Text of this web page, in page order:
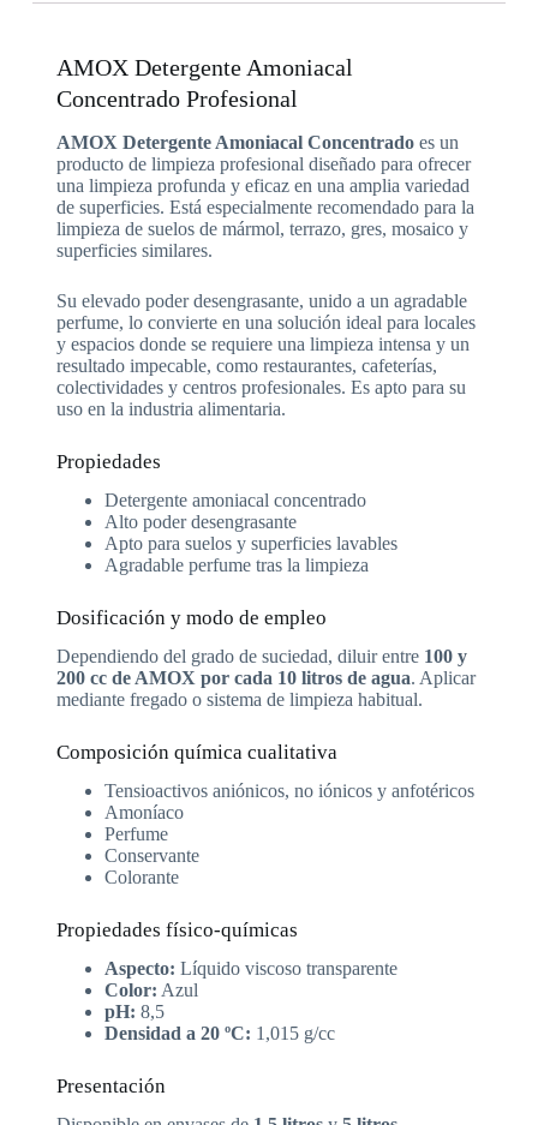
AMOX Detergente Amoniacal
Concentrado Profesional
AMOX Detergente Amoniacal Concentradoes un
producto de limpieza profesional diseñado para ofrecer
una limpieza profunda y eficaz en una amplia variedad
de superficies. Está especialmente recomendado para la
limpieza de suelos de mármol, terrazo, gres, mosaico y
superficies similares.
Su elevado poder desengrasante, unido a un agradable
perfume, lo convierte en una solución ideal para locales
y espacios donde se requiere una limpieza intensa y un
resultado impecable, como restaurantes, cafeterías,
colectividades y centros profesionales. Es apto para su
uso en la industria alimentaria.
Propiedades
Detergente amoniacal concentrado
Alto poder desengrasante
Apto para suelos y superficies lavables
Agradable perfume tras la limpieza
Dosificación y modo de empleo
Dependiendo del grado de suciedad, diluir entre 100 y
200 cc de AMOX por cada 10 litros de agua. Aplicar
mediante fregado o sistema de limpieza habitual.
Composición química cualitativa
Tensioactivos aniónicos, no iónicos y anfotéricos
Amoníaco
Perfume
Conservante
Colorante
Propiedades físico-químicas
Aspecto: Líquido viscoso transparente
Color: Azul
pH: 8,5
Densidad a 20 ºC: 1,015 g/cc
Presentación